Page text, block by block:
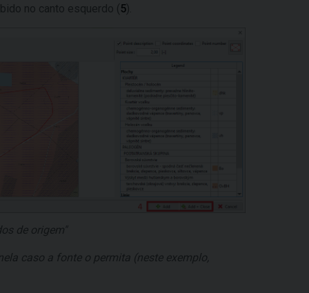
no canto esquerdo ( 5).
de origem"
caso a fonte o permita (neste exemplo,